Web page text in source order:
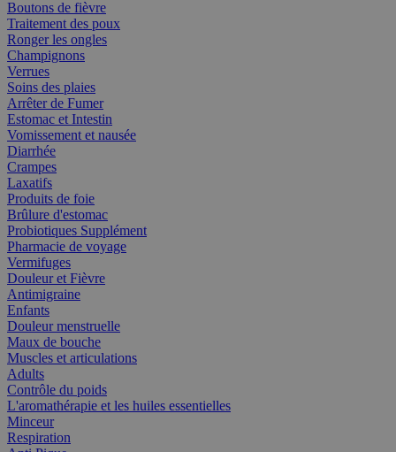
Boutons de fièvre
Traitement des poux
Ronger les ongles
Champignons
Verrues
Soins des plaies
Arrêter de Fumer
Estomac et Intestin
Vomissement et nausée
Diarrhée
Crampes
Laxatifs
Produits de foie
Brûlure d'estomac
Probiotiques Supplément
Pharmacie de voyage
Vermifuges
Douleur et Fièvre
Antimigraine
Enfants
Douleur menstruelle
Maux de bouche
Muscles et articulations
Adults
Contrôle du poids
L'aromathérapie et les huiles essentielles
Minceur
Respiration